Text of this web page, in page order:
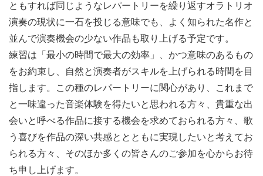
ともすれば同じようなレパートリーを繰り返すオラトリオ
演奏の現状に一石を投じる意味でも、よく知られた名作と
並んで演奏機会の少ない作品も取り上げる予定です。
練習は「最小の時間で最大の効率」、かつ意味のあるもの
をお約束し、自然と演奏者がスキルを上げられる時間を目
指します。この種のレパートリーに関心があり、これまで
と一味違った音楽体験を得たいと思われる方々、貴重な出
会いと呼べる作品に接する機会を求めておられる方々、歌
う喜びを作品の深い共感ととともに実現したいと考えてお
られる方々、そのほか多くの皆さんのご参加を心からお待
ち申し上げます。